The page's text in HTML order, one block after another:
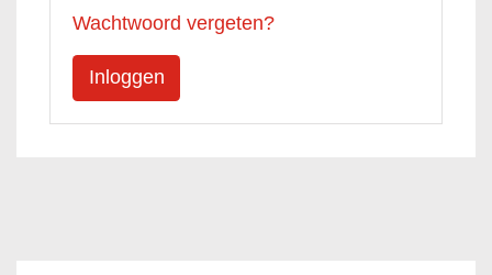
Wachtwoord vergeten?